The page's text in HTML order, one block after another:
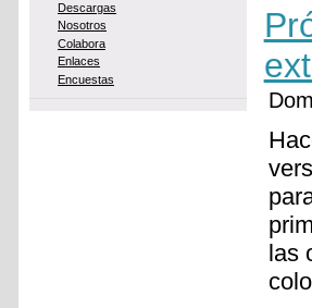
Descargas
Nosotros
Colabora
Enlaces
Encuestas
las